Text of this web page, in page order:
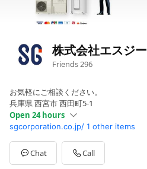
株式会社エスジー
Friends296
お気軽にご相談ください。
兵庫県 西宮市 西田町5-1
Open 24 hours
SunOpen 24 hours
MonOpen 24 hours
TueOpen 24 hours
WedOpen 24 hours
sgcorporation.co.jp/ 1 other items
Chat Call